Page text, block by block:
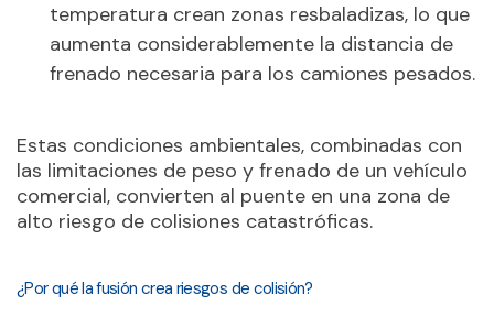
temperatura crean zonas resbaladizas, lo que
aumenta considerablemente la distancia de
frenado necesaria para los camiones pesados.
Estas condiciones ambientales, combinadas con
las limitaciones de peso y frenado de un vehículo
comercial, convierten al puente en una zona de
alto riesgo de colisiones catastróficas.
¿Por qué la fusión crea riesgos de colisión?